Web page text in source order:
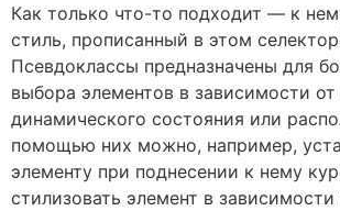
Как только что-то подходит — к
стиль, прописанный в этом
Псевдоклассы предназначены для
выбора элементов в зависимости от
динамического состояния или
помощью них можно, например,
элементу при поднесении к нему
стилизовать элемент в зависимости